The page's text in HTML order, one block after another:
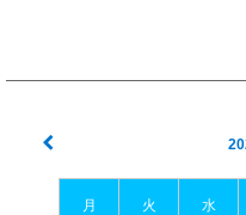
月 火 水